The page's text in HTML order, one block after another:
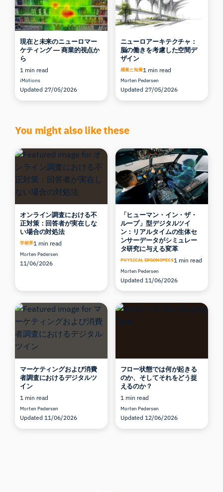
現在と未来のニューロマー
ケティング ― 商業的視点か
ら
1 min read
iMotions
Updated 27/05/2026
ニューロアーキテクチャ：
脳の働きを考慮した空間デ
ザイン
感覚と知覚1 min read
Morten Pedersen
Updated 27/05/2026
You might also like these
オンライン調査における不
正対策：回答者が実在しな
い場合の対処法
学術界1 min read
Morten Pedersen
11/06/2026
「ヒューマン・イン・ザ・
ループ」型デジタルツイ
ン：リアルタイムの生体セ
ンサーデータがシミュレー
タ研究に与える変革
PHYSICAL ERGONOMICS1 min read
Morten Pedersen
Updated 11/06/2026
マーケティングおよび消費
者調査におけるデジタルツ
イン
1 min read
Morten Pedersen
Updated 11/06/2026
フロー状態では何が起きる
のか、そしてそれをどう捉
えるのか？
1 min read
Morten Pedersen
Updated 12/06/2026